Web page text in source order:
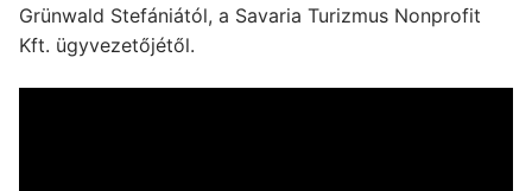
Grünwald Stefániától, a Savaria Turizmus Nonprofit
Kft. ügyvezetőjétől.